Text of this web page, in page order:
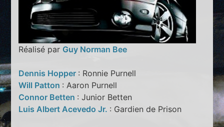
Réalisé par Guy Norman Bee
Dennis Hopper : Ronnie Purnell
Will Patton : Aaron Purnell
Connor Betten : Junior Betten
Luis Albert Acevedo Jr. : Gardien de Prison